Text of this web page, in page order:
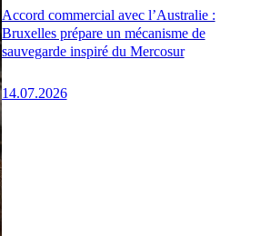
Accord commercial avec l’Australie :
Bruxelles prépare un mécanisme de
sauvegarde inspiré du Mercosur
14.07.2026